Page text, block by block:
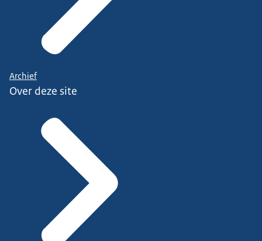
Archief
Over deze site